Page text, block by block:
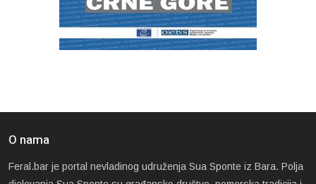
O nama
Feral.bar je portal nevladinog udruženja Sua Sponte iz Bara. Polja